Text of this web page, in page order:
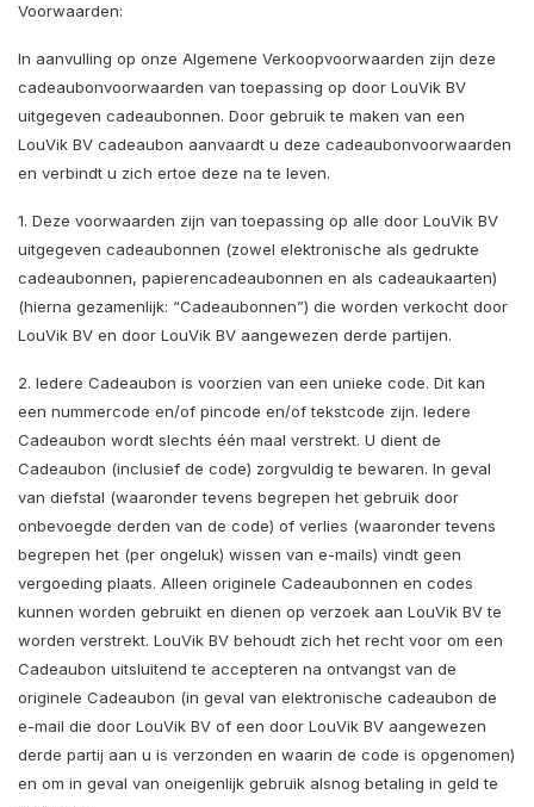
Voorwaarden:
In aanvulling op onze Algemene Verkoopvoorwaarden zijn deze
cadeaubonvoorwaarden van toepassing op door LouVik BV
uitgegeven cadeaubonnen. Door gebruik te maken van een
LouVik BV cadeaubon aanvaardt u deze cadeaubonvoorwaarden
en verbindt u zich ertoe deze na te leven.
1. Deze voorwaarden zijn van toepassing op alle door LouVik BV
uitgegeven cadeaubonnen (zowel elektronische als gedrukte
cadeaubonnen, papierencadeaubonnen en als cadeaukaarten)
(hierna gezamenlijk: “Cadeaubonnen”) die worden verkocht door
LouVik BV en door LouVik BV aangewezen derde partijen.
2. Iedere Cadeaubon is voorzien van een unieke code. Dit kan
een nummercode en/of pincode en/of tekstcode zijn. Iedere
Cadeaubon wordt slechts één maal verstrekt. U dient de
Cadeaubon (inclusief de code) zorgvuldig te bewaren. In geval
van diefstal (waaronder tevens begrepen het gebruik door
onbevoegde derden van de code) of verlies (waaronder tevens
begrepen het (per ongeluk) wissen van e-mails) vindt geen
vergoeding plaats. Alleen originele Cadeaubonnen en codes
kunnen worden gebruikt en dienen op verzoek aan LouVik BV te
worden verstrekt. LouVik BV behoudt zich het recht voor om een
Cadeaubon uitsluitend te accepteren na ontvangst van de
originele Cadeaubon (in geval van elektronische cadeaubon de
e-mail die door LouVik BV of een door LouVik BV aangewezen
derde partij aan u is verzonden en waarin de code is opgenomen)
en om in geval van oneigenlijk gebruik alsnog betaling in geld te